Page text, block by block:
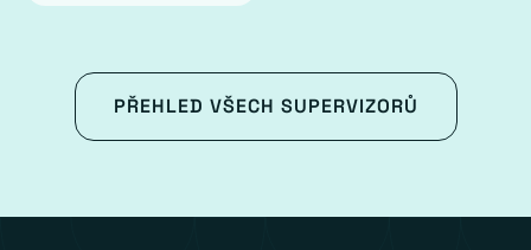
PŘEHLED VŠECH SUPERVIZORŮ